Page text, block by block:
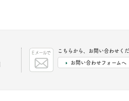
こちらから、お問い合わせくだ
お問い合わせフォームへ